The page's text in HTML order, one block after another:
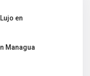
en
Managua